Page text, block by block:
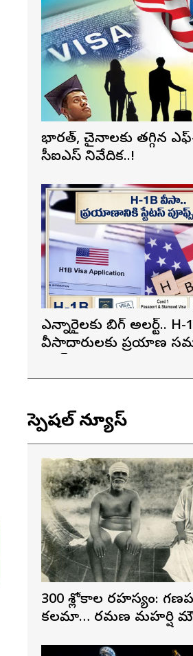
భారత్, చైనాలకు తగ్గిన
సీఐఎస్ నివేదిక..!
ఎన్నారైలకు బిగ్ అలర్ట్.. H-
వీసాదారులకు ప్రయాణ
స్పెషల్ న్యూస్
300 శ్లోకాల రహస్యం:
కలమా… రమణ మహర్షి